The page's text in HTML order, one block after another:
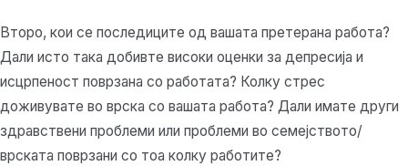
Второ, кои се последиците од вашата претерана работа?
Дали исто така добивте високи оценки за депресија и
исцрпеност поврзана со работата? Колку стрес
доживувате во врска со вашата работа? Дали имате други
здравствени проблеми или проблеми во семејството/
врската поврзани со тоа колку работите?